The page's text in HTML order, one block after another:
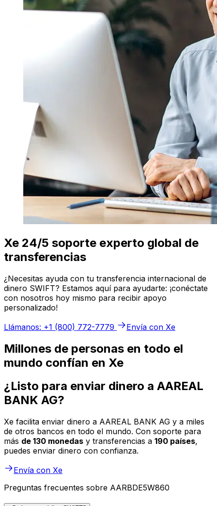
Xe 24/5 soporte experto global de
transferencias
¿Necesitas ayuda con tu transferencia internacional de
dinero SWIFT? Estamos aquí para ayudarte: ¡conéctate
con nosotros hoy mismo para recibir apoyo
personalizado!
Llámanos: +1 (800) 772-7779
Envía con Xe
Millones de personas en todo el
mundo confían en Xe
¿Listo para enviar dinero a AAREAL
BANK AG?
Xe facilita enviar dinero a AAREAL BANK AG y a miles
de otros bancos en todo el mundo. Con soporte para
más de 130 monedas y transferencias a 190 países,
puedes enviar dinero con confianza.
Envía con Xe
Preguntas frecuentes sobre AARBDE5W860